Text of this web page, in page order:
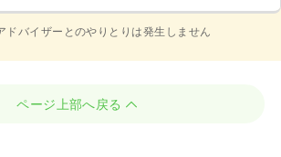
ドバイザーとのやりとりは発生しません
ページ上部へ戻る